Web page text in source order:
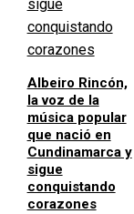
Albeiro Rincón,
la voz de la
música popular
que nació en
Cundinamarca y
sigue
conquistando
corazones